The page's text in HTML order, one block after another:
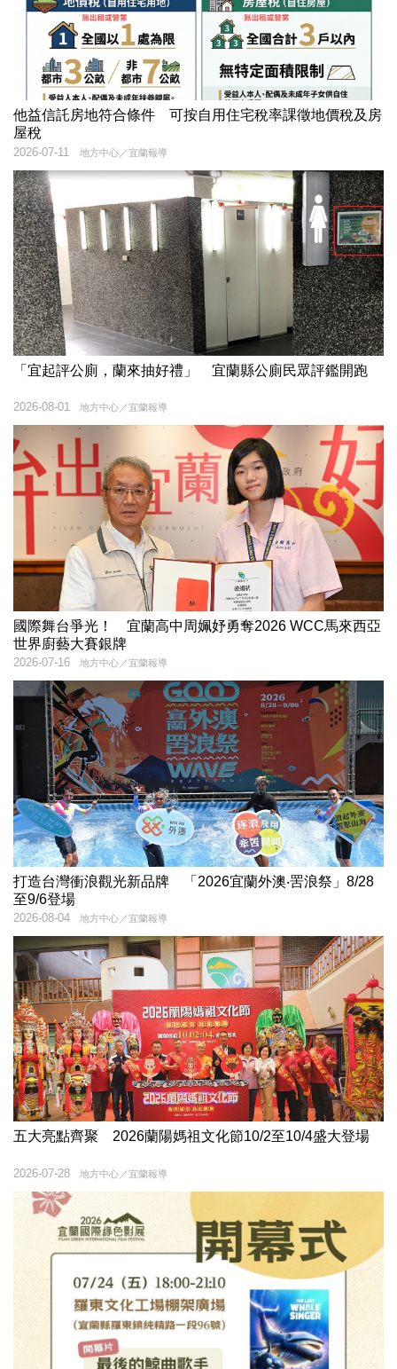
他益信託房地符合條件 可按自用住宅稅率課徵地價稅及房
屋稅
地方中心／宜蘭報導
2026-07-11
「宜起評公廁，蘭來抽好禮」 宜蘭縣公廁民眾評鑑開跑
地方中心／宜蘭報導
2026-08-01
國際舞台爭光！ 宜蘭高中周姵妤勇奪2026 WCC馬來西亞
世界廚藝大賽銀牌
地方中心／宜蘭報導
2026-07-16
打造台灣衝浪觀光新品牌 「2026宜蘭外澳‧罟浪祭」8/28
至9/6登場
地方中心／宜蘭報導
2026-08-04
五大亮點齊聚 2026蘭陽媽祖文化節10/2至10/4盛大登場
地方中心／宜蘭報導
2026-07-28